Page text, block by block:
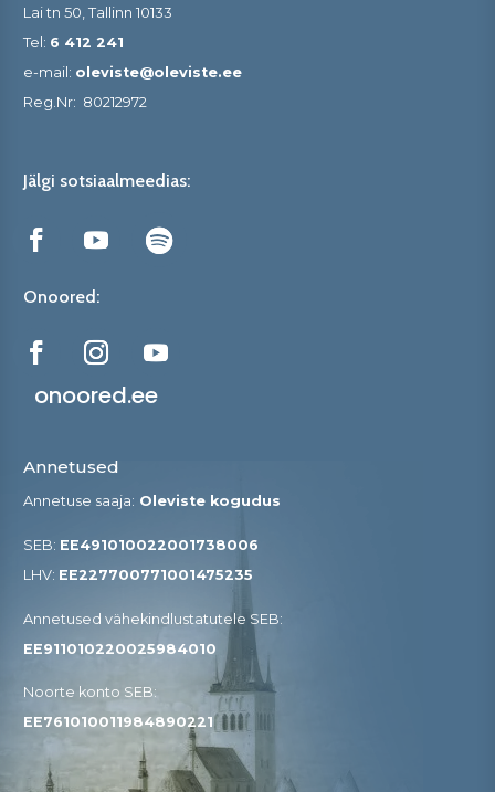
Lai tn 50, Tallinn 10133
Tel: 6 412 241
e-mail: oleviste@oleviste.ee
Reg.Nr: 80212972
Jälgi sotsiaalmeedias:
Onoored:
onoored.ee
Annetused
Annetuse saaja: Oleviste kogudus
SEB: EE491010022001738006
LHV: EE227700771001475235
Annetused vähekindlustatutele SEB​:
EE911010220025984010
Noorte konto SEB:
EE761010011984890221